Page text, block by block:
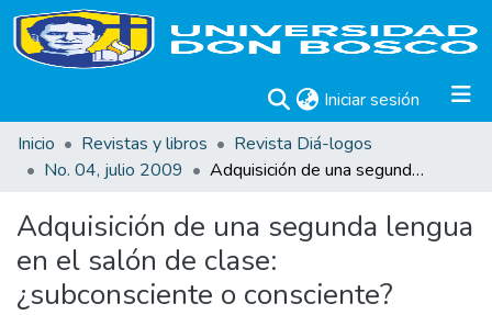
Iniciar sesión (current)
Inicio
Revistas y libros
Revista Diá-logos
No. 04, julio 2009
Adquisición de una segunda lengua en el salón de clase: ¿subconsciente o consciente?
Adquisición de una segunda lengua
en el salón de clase:
¿subconsciente o consciente?